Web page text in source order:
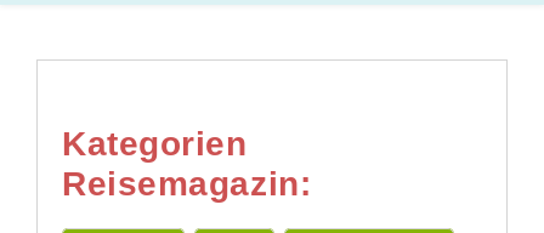
Kategorien
Reisemagazin: